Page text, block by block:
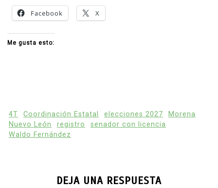
Facebook X
Me gusta esto:
4T Coordinación Estatal elecciones 2027
Morena
Nuevo León
registro
senador con licencia
Waldo Fernández
DEJA UNA RESPUESTA